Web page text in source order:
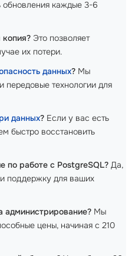
обновления каждые 3-6
Это позволяет
их потери.
данных? Мы
технологии для
данных? Если у вас есть
быстро восстановить
по работе с PostgreSQL? Да,
поддержку для ваших
администрирование? Мы
цены, начиная с 210